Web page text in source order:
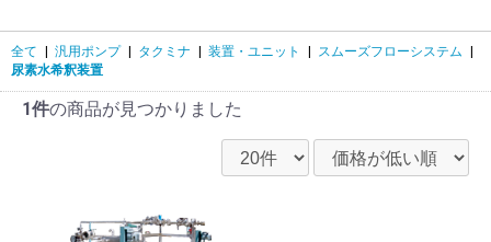
全て | 汎用ポンプ | タクミナ | 装置・ユニット | スムーズフローシステム |
尿素水希釈装置
1件の商品が見つかりました